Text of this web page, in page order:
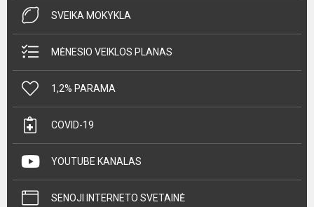
SVEIKA MOKYKLA
MĖNESIO VEIKLOS PLANAS
1,2% PARAMA
COVID-19
YOUTUBE KANALAS
SENOJI INTERNETO SVETAINĖ